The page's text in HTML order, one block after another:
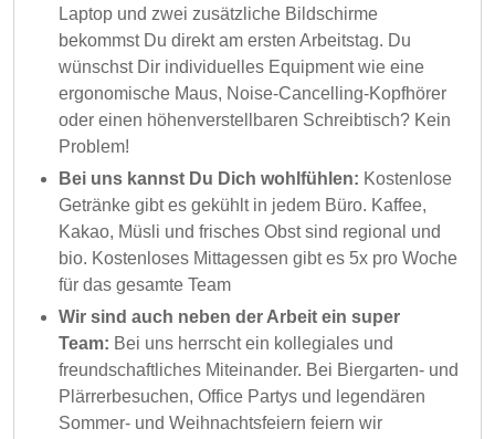
Laptop und zwei zusätzliche Bildschirme
bekommst Du direkt am ersten Arbeitstag. Du
wünschst Dir individuelles Equipment wie eine
ergonomische Maus, Noise-Cancelling-Kopfhörer
oder einen höhenverstellbaren Schreibtisch? Kein
Problem!
Bei uns kannst Du Dich wohlfühlen: Kostenlose
Getränke gibt es gekühlt in jedem Büro. Kaffee,
Kakao, Müsli und frisches Obst sind regional und
bio. Kostenloses Mittagessen gibt es 5x pro Woche
für das gesamte Team
Wir sind auch neben der Arbeit ein super
Team: Bei uns herrscht ein kollegiales und
freundschaftliches Miteinander. Bei Biergarten- und
Plärrerbesuchen, Office Partys und legendären
Sommer- und Weihnachtsfeiern feiern wir